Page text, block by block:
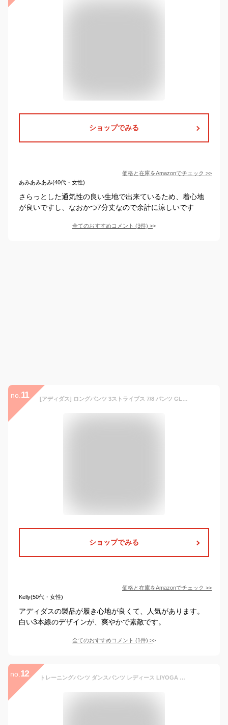
ショップでみる
価格と在庫をAmazonでチェック >>
あみあみあみ(40代・女性)
さらっとした通気性の良い生地で出来ているため、着心地
が良いですし、なおかつ7分丈なので余計に涼しいです
全てのおすすめコメント (3件) >
no. 11 [アディダス] ロングパンツ 3ストライプス 7/8 パンツ GLN21 レディース ブラック/ホワイト(FJ7153) 日本 J/M (日本サイズM相当)
ショップでみる
価格と在庫をAmazonでチェック >>
Kelly(50代・女性)
アディダスの製品が履き心地が良くて、人気があります。
白い3本線のデザインが、爽やかで素敵です。
全てのおすすめコメント (1件) >
no. 12 トレーニングパンツ ダンスパンツ レディース LIYOGA スポーツ ヨガ パッツ ハイウエスト ズボン 吸汗 通気性 伸縮性 ダンス ランキング ジム用 通勤 通学 部活 旅行 室内外 カジュアルに適用 (M, グレー)